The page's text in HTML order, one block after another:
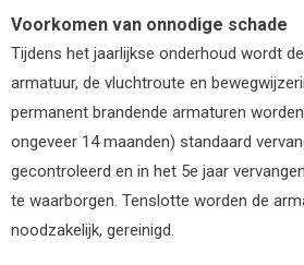
Voorkomen van onnodige schade
Tijdens het jaarlijkse onderhoud wordt
armatuur, de vluchtroute en
permanent brandende armaturen
ongeveer 14 maanden) standaard
gecontroleerd en in het 5e jaar
te waarborgen. Tenslotte worden de
noodzakelijk, gereinigd.